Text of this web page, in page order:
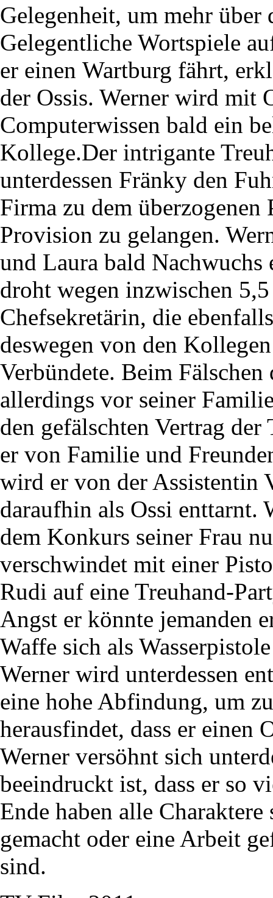
Gelegenheit, um mehr über
Gelegentliche Wortspiele
er einen Wartburg fährt,
der Ossis. Werner wird mit
Computerwissen bald ein
Kollege.Der intrigante
unterdessen Fränky den
Firma zu dem
Provision zu gelangen.
und Laura bald Nachwuchs
droht wegen inzwischen
Chefsekretärin, die
deswegen von den
Verbündete. Beim Fälschen
allerdings vor seiner
den gefälschten Vertrag
er von Familie und
wird er von der Assistentin
daraufhin als Ossi enttarnt.
dem Konkurs seiner Frau
verschwindet mit einer
Rudi auf eine Treuhand-
Angst er könnte jemanden
Waffe sich als
Werner wird unterdessen
eine hohe Abfindung, um
herausfindet, dass er einen
Werner versöhnt sich
beeindruckt ist, dass er so
Ende haben alle
gemacht oder eine Arbeit
sind.